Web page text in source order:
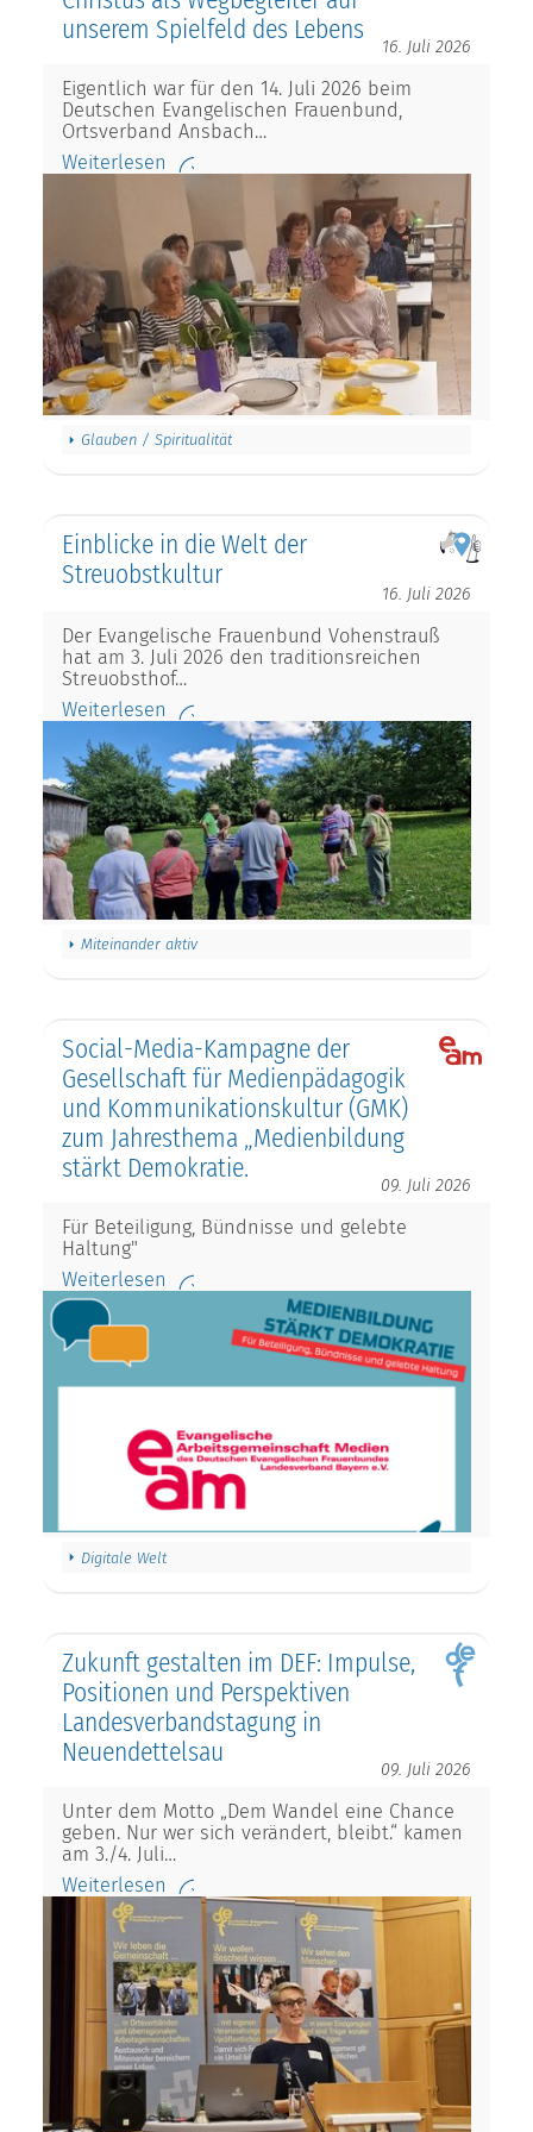
unserem Spielfeld des Lebens
16. Juli 2026
Eigentlich war für den 14. Juli 2026 beim
Deutschen Evangelischen Frauenbund,
Ortsverband Ansbach…
Weiterlesen
Glauben / Spiritualität
Einblicke in die Welt der
Streuobstkultur
16. Juli 2026
Der Evangelische Frauenbund Vohenstrauß
hat am 3. Juli 2026 den traditionsreichen
Streuobsthof…
Weiterlesen
Miteinander aktiv
Social-Media-Kampagne der
Gesellschaft für Medienpädagogik
und Kommunikationskultur (GMK)
zum Jahresthema „Medienbildung
stärkt Demokratie.
09. Juli 2026
Für Beteiligung, Bündnisse und gelebte
Haltung"
Weiterlesen
Digitale Welt
Zukunft gestalten im DEF: Impulse,
Positionen und Perspektiven
Landesverbandstagung in
Neuendettelsau
09. Juli 2026
Unter dem Motto „Dem Wandel eine Chance
geben. Nur wer sich verändert, bleibt.“ kamen
am 3./4. Juli…
Weiterlesen